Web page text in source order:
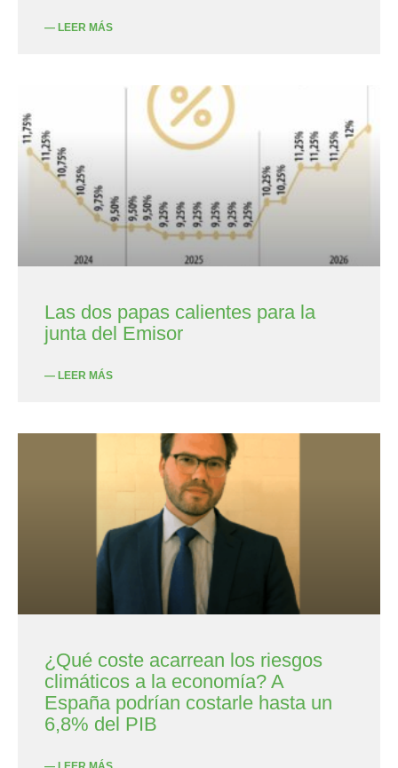
— LEER MÁS
Las dos papas calientes para la
junta del Emisor
— LEER MÁS
¿Qué coste acarrean los riesgos
climáticos a la economía? A
España podrían costarle hasta un
6,8% del PIB